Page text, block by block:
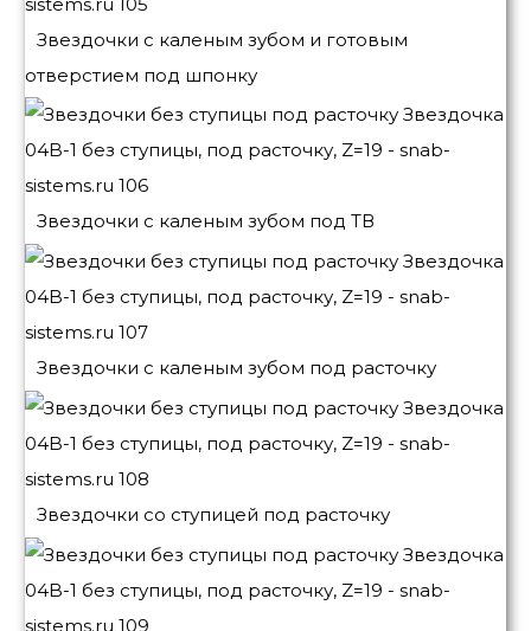
Звездочки с каленым зубом и готовым
отверстием под шпонку
Звездочки с каленым зубом под ТВ
Звездочки с каленым зубом под расточку
Звездочки со ступицей под расточку